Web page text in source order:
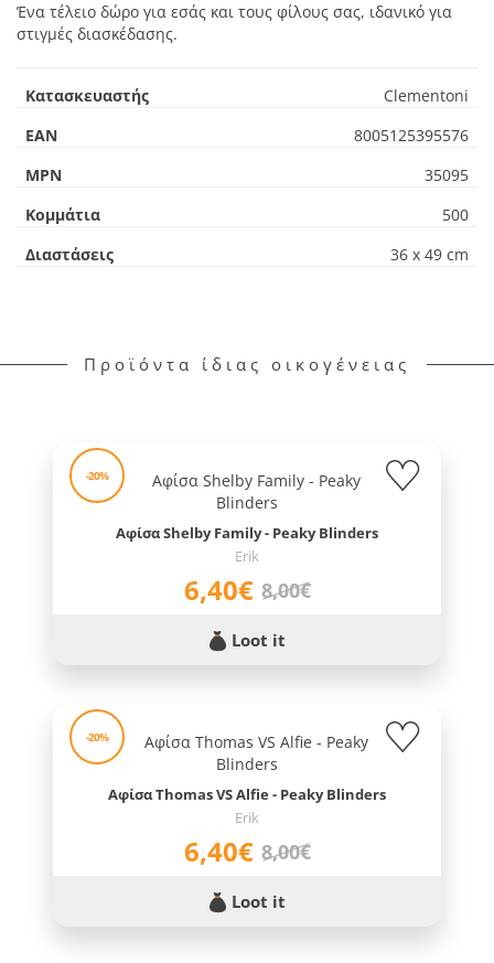
Ένα τέλειο δώρο για εσάς και τους φίλους σας, ιδανικό για
στιγμές διασκέδασης.
Κατασκευαστής
Clementoni
EAN
8005125395576
MPN
35095
Κομμάτια
500
Διαστάσεις
36 x 49 cm
Προϊόντα ίδιας οικογένειας
-20%
Αφίσα Shelby Family - Peaky Blinders
Erik
6,40€ 8,00€
Loot it
-20%
Αφίσα Thomas VS Alfie - Peaky Blinders
Erik
6,40€ 8,00€
Loot it